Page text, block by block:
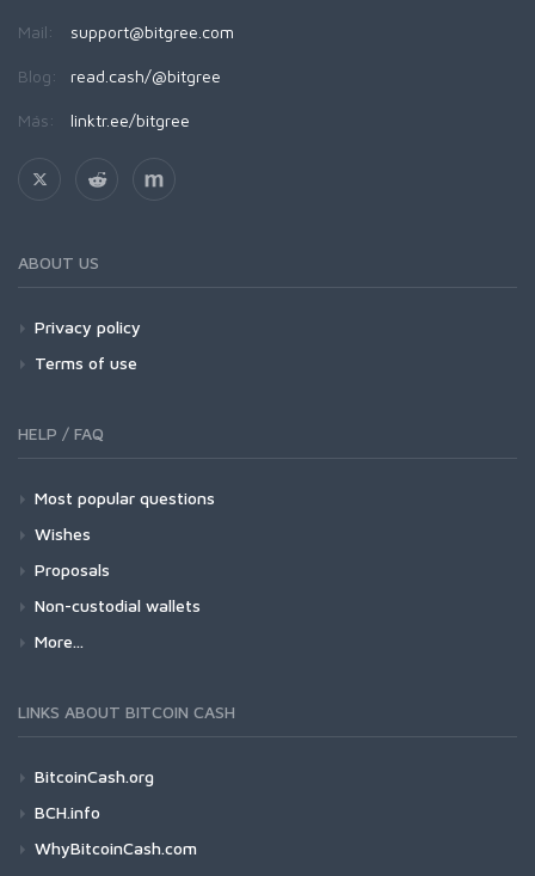
Mail: support@bitgree.com
Blog: read.cash/@bitgree
Más: linktr.ee/bitgree
ABOUT US
Privacy policy
Terms of use
HELP / FAQ
Most popular questions
Wishes
Proposals
Non-custodial wallets
More...
LINKS ABOUT BITCOIN CASH
BitcoinCash.org
BCH.info
WhyBitcoinCash.com